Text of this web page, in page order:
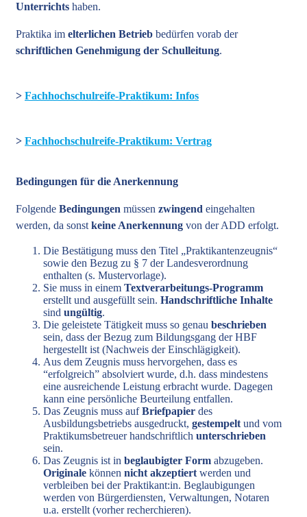
Unterrichts haben.
Praktika im elterlichen Betrieb bedürfen vorab der
schriftlichen Genehmigung der Schulleitung.
> Fachhochschulreife-Praktikum: Infos
> Fachhochschulreife-Praktikum: Vertrag
Bedingungen für die Anerkennung
Folgende Bedingungen müssen zwingend eingehalten
werden, da sonst keine Anerkennung von der ADD erfolgt.
Die Bestätigung muss den Titel „Praktikantenzeugnis“
sowie den Bezug zu § 7 der Landesverordnung
enthalten (s. Mustervorlage).
Sie muss in einem Textverarbeitungs-Programm
erstellt und ausgefüllt sein. Handschriftliche Inhalte
sind ungültig.
Die geleistete Tätigkeit muss so genau beschrieben
sein, dass der Bezug zum Bildungsgang der HBF
hergestellt ist (Nachweis der Einschlägigkeit).
Aus dem Zeugnis muss hervorgehen, dass es
“erfolgreich” absolviert wurde, d.h. dass mindestens
eine ausreichende Leistung erbracht wurde. Dagegen
kann eine persönliche Beurteilung entfallen.
Das Zeugnis muss aufBriefpapier des
Ausbildungsbetriebs ausgedruckt, gestempelt und vom
Praktikumsbetreuer handschriftlich unterschrieben
sein.
Das Zeugnis ist in beglaubigter Form abzugeben.
Originale können nicht akzeptiert werden und
verbleiben bei der Praktikant:in. Beglaubigungen
werden von Bürgerdiensten, Verwaltungen, Notaren
u.a. erstellt (vorher recherchieren).